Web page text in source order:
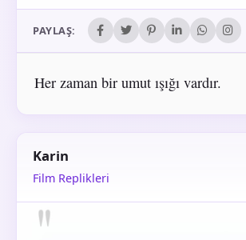
PAYLAŞ:
Her zaman bir umut ışığı vardır.
Karin
Film Replikleri